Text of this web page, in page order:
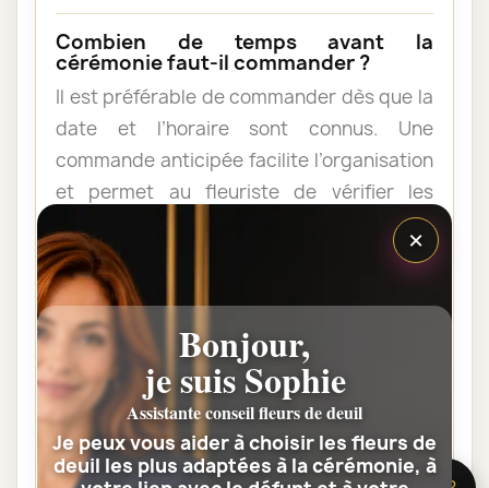
Combien de temps avant la
cérémonie faut-il commander ?
Il est préférable de commander dès que la
date et l’horaire sont connus. Une
commande anticipée facilite l’organisation
et permet au fleuriste de vérifier les
Les fleurs peuvent-elles être livrées
au domicile de la famille ?
Oui. Une composition de condoléances
peut être livrée au domicile avant ou après
la cérémonie. Vérifiez simplement que
quelqu’un pourra réceptionner les fleurs.
×
Bonjour,
je suis Sophie
Assistante conseil fleurs de deuil
Je peux vous aider à choisir les fleurs de
deuil les plus adaptées à la cérémonie, à